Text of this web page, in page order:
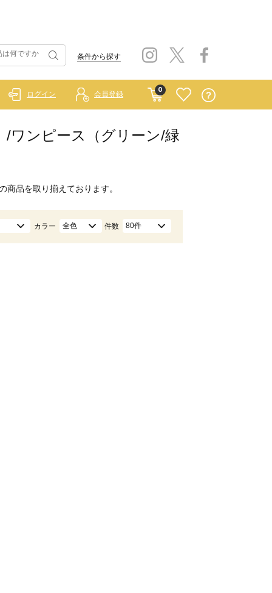
条件から探す
0
ログイン 会員登録
/ワンピース（グリーン/緑
商品を取り揃えております。
カラー 全色 件数 80件